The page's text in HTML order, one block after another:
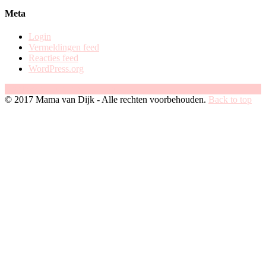
categorie
Meta
Login
Vermeldingen feed
Reacties feed
WordPress.org
© 2017 Mama van Dijk - Alle rechten voorbehouden. Back to top